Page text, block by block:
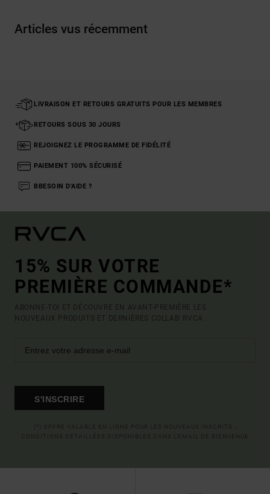
Articles vus récemment
LIVRAISON ET RETOURS GRATUITS POUR LES MEMBRES
RETOURS SOUS 30 JOURS
REJOIGNEZ LE PROGRAMME DE FIDÉLITÉ
PAIEMENT 100% SÉCURISÉ
BBESOIN D'AIDE ?
15% SUR VOTRE
PREMIÈRE COMMANDE*
ABONNE-TOI ET DÉCOUVRE EN AVANT-PREMIÈRE LES
NOUVEAUX PRODUITS ET DERNIÈRES COLLAB' RVCA.
S'INSCRIRE